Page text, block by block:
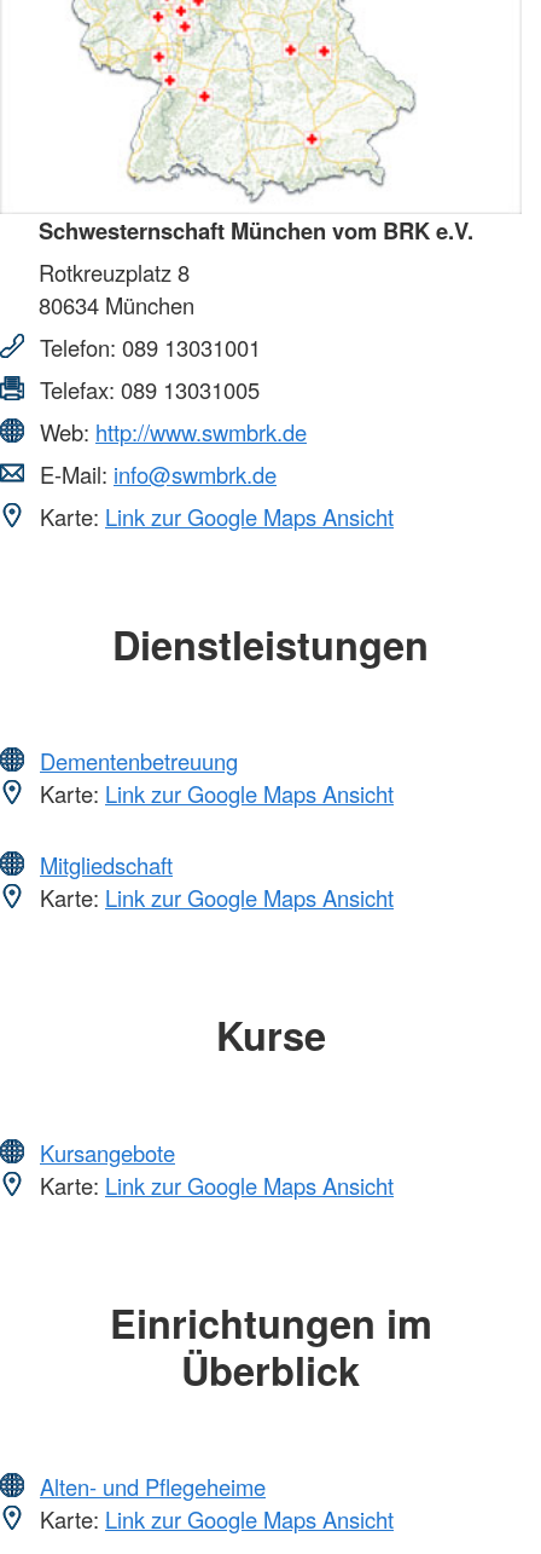
Schwesternschaft München vom BRK e.V.
Rotkreuzplatz 8
80634 München
Telefon: 089 13031001
Telefax: 089 13031005
Web: http://www.swmbrk.de
E-Mail: info@swmbrk.de
Karte: Link zur Google Maps Ansicht
Dienstleistungen
Dementenbetreuung
Karte: Link zur Google Maps Ansicht
Mitgliedschaft
Karte: Link zur Google Maps Ansicht
Kurse
Kursangebote
Karte: Link zur Google Maps Ansicht
Einrichtungen im
Überblick
Alten- und Pflegeheime
Karte: Link zur Google Maps Ansicht